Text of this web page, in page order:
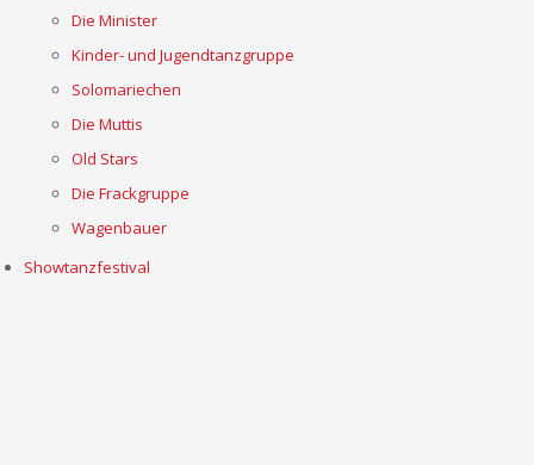
Die Minister
Kinder- und Jugendtanzgruppe
Solomariechen
Die Muttis
Old Stars
Die Frackgruppe
Wagenbauer
Showtanzfestival